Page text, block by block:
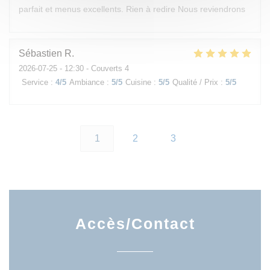
parfait et menus excellents. Rien à redire Nous reviendrons
Sébastien R
2026-07-25 - 12:30 - Couverts 4
Service : 4/5 Ambiance : 5/5 Cuisine : 5/5 Qualité / Prix : 5/5
1 2 3
Accès/Contact